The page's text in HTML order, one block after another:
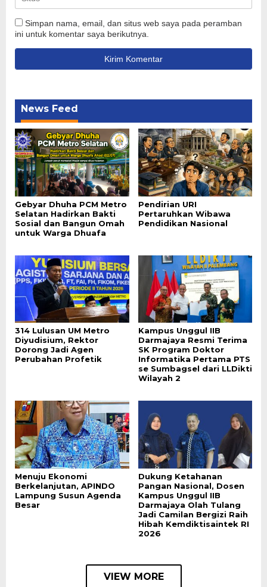
Simpan nama, email, dan situs web saya pada peramban
ini untuk komentar saya berikutnya.
News Feed
Gebyar Dhuha PCM Metro
Selatan Hadirkan Bakti
Sosial dan Bangun Omah
untuk Warga Dhuafa
Pendirian URI
Pertaruhkan Wibawa
Pendidikan Nasional
314 Lulusan UM Metro
Diyudisium, Rektor
Dorong Jadi Agen
Perubahan Profetik
Kampus Unggul IIB
Darmajaya Resmi Terima
SK Program Doktor
Informatika Pertama PTS
se Sumbagsel dari LLDikti
Wilayah 2
Menuju Ekonomi
Berkelanjutan, APINDO
Lampung Susun Agenda
Besar
Dukung Ketahanan
Pangan Nasional, Dosen
Kampus Unggul IIB
Darmajaya Olah Tulang
Jadi Camilan Bergizi Raih
Hibah Kemdiktisaintek RI
2026
VIEW MORE